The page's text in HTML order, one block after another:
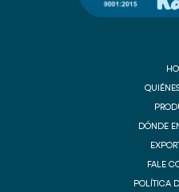
DÓNDE
FALE
POLÍTICA